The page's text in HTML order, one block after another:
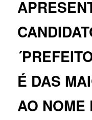
É DAS
AO NOME